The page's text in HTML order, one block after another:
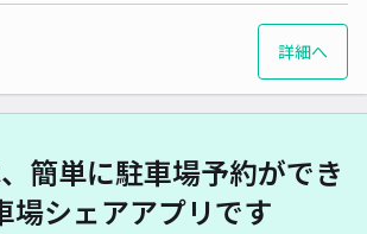
詳細へ
簡単に駐車場予約ができ
場シェアアプリです